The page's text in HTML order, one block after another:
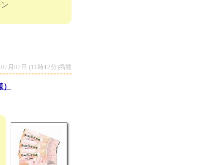
月07日 (11時12分)掲載